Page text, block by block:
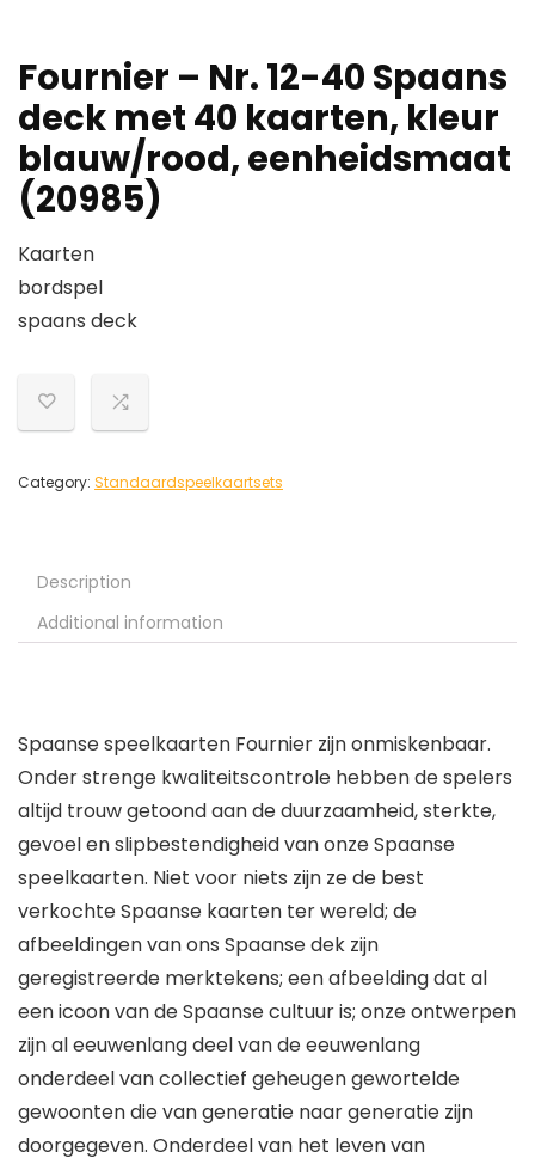
Fournier – Nr. 12-40 Spaans
deck met 40 kaarten, kleur
blauw/rood, eenheidsmaat
(20985)
Kaarten
bordspel
spaans deck
Category: Standaardspeelkaartsets
Description
Additional information
Spaanse speelkaarten Fournier zijn onmiskenbaar.
Onder strenge kwaliteitscontrole hebben de spelers
altijd trouw getoond aan de duurzaamheid, sterkte,
gevoel en slipbestendigheid van onze Spaanse
speelkaarten. Niet voor niets zijn ze de best
verkochte Spaanse kaarten ter wereld; de
afbeeldingen van ons Spaanse dek zijn
geregistreerde merktekens; een afbeelding dat al
een icoon van de Spaanse cultuur is; onze ontwerpen
zijn al eeuwenlang deel van de eeuwenlang
onderdeel van collectief geheugen gewortelde
gewoonten die van generatie naar generatie zijn
doorgegeven. Onderdeel van het leven van